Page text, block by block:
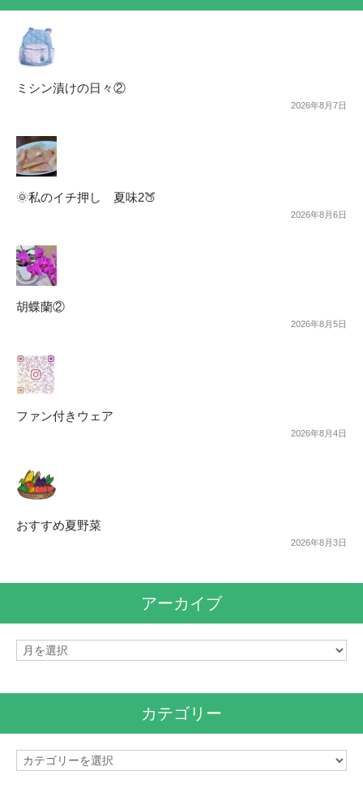
ミシン漬けの日々②
2026年8月7日
🌞私のイチ押し 夏味2🍑
2026年8月6日
胡蝶蘭②
2026年8月5日
ファン付きウェア
2026年8月4日
おすすめ夏野菜
2026年8月3日
アーカイブ
ア
カテゴリー
カ